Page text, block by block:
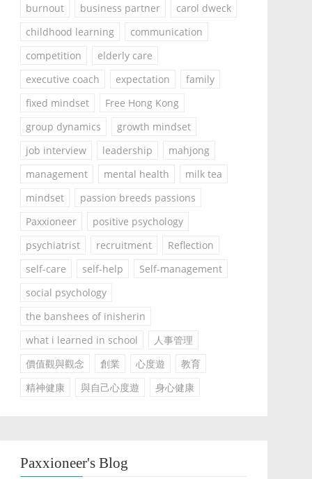
burnout
business partner
carol dweck
childhood learning
communication
competition
elderly care
executive coach
expectation
family
fixed mindset
Free Hong Kong
group dynamics
growth mindset
job interview
leadership
mahjong
management
mental health
milk tea
mindset
passion breeds passions
Paxxioneer
positive psychology
psychiatrist
recruitment
Reflection
self-care
self-help
Self-management
social psychology
the banshees of inisherin
what i learned in school
人事管理
價值觀與觀念
創業 心度遊
教育
精神健康
與自己心度遊 身心健康
Paxxioneer's Blog